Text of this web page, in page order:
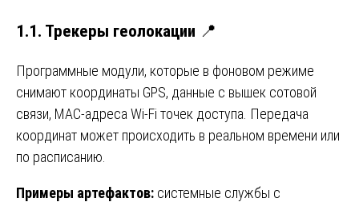
1.1. Трекеры геолокации 📍
Программные модули, которые в фоновом режиме
снимают координаты GPS, данные с вышек сотовой
связи, MAC-адреса Wi-Fi точек доступа. Передача
координат может происходить в реальном времени или
по расписанию.
Примеры артефактов: системные службы с